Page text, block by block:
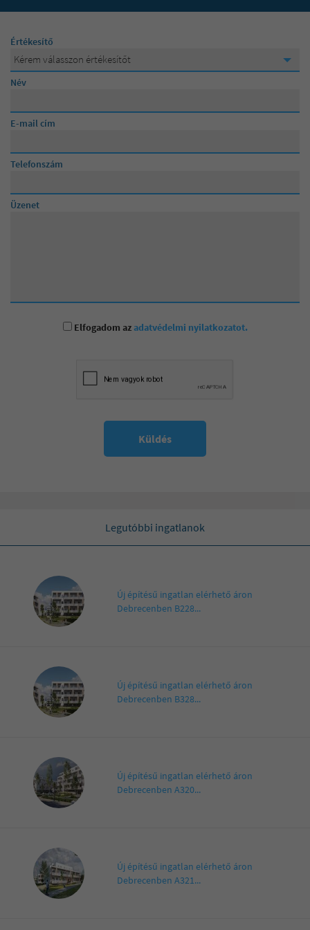
Kérem válasszon értékesítőt
Kérem válasszon értékesítőt
Posta Andrea
Értékesítő
Név
E-mail cím
Telefonszám
Üzenet
Elfogadom az adatvédelmi nyilatkozatot.
Küldés
Legutóbbi ingatlanok
Új építésű ingatlan elérhető áron
Debrecenben B228...
Új építésű ingatlan elérhető áron
Debrecenben B328...
Új építésű ingatlan elérhető áron
Debrecenben A320...
Új építésű ingatlan elérhető áron
Debrecenben A321...